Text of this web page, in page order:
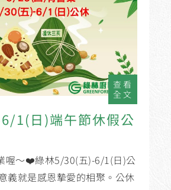
查看
全文
1(日)端午節休假公
喔～❤️綠林5/30(五)-6/1(日)公
義就是感恩摯愛的相聚。公休